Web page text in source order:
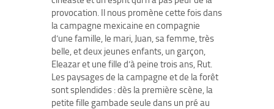
provocation. Il nous promène cette fois dans
la campagne mexicaine en compagnie
d’une famille, le mari, Juan, sa femme, très
belle, et deux jeunes enfants, un garçon,
Eleazar et une fille d’à peine trois ans, Rut.
Les paysages de la campagne et de la forêt
sont splendides : dès la première scène, la
petite fille gambade seule dans un pré au